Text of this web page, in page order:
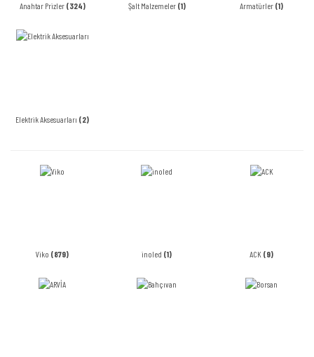
Anahtar Prizler (324) Şalt Malzemeler (1) Armatürler (1)
Elektrik Aksesuarları (2)
Viko (879) inoled (1) ACK (9)